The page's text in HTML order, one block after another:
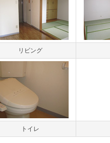
リビング
トイレ